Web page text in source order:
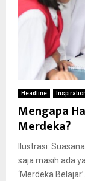
Headline
Mengapa
Merdeka?
Ilustrasi:
saja masih ada
‘Merdeka